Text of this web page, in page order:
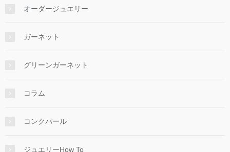
オーダージュエリー
ガーネット
グリーンガーネット
コラム
コンクパール
ジュエリーHow To